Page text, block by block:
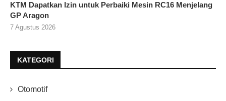
KTM Dapatkan Izin untuk Perbaiki Mesin RC16 Menjelang
GP Aragon
7 Agustus 2026
KATEGORI
Otomotif